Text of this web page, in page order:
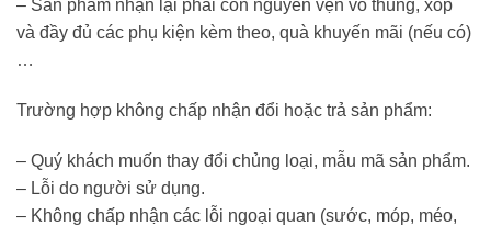
– Sản phẩm nhận lại phải còn nguyên vẹn vỏ thùng, xốp
và đầy đủ các phụ kiện kèm theo, quà khuyến mãi (nếu có)
…
Trường hợp không chấp nhận đổi hoặc trả sản phẩm:
– Quý khách muốn thay đổi chủng loại, mẫu mã sản phẩm.
– Lỗi do người sử dụng.
– Không chấp nhận các lỗi ngoại quan (sước, móp, méo,